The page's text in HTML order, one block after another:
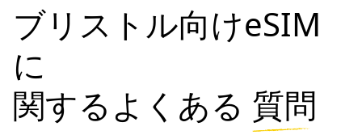
ブリストル向けeSIM
に
関するよくある 質問